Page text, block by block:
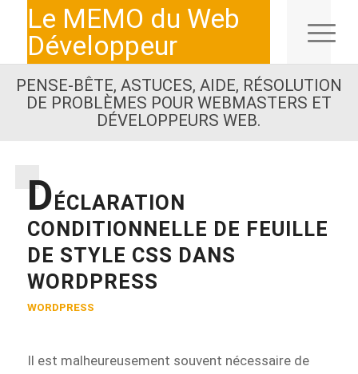
Le MEMO du Web
Développeur
PENSE-BÊTE, ASTUCES, AIDE, RÉSOLUTION
DE PROBLÈMES POUR WEBMASTERS ET
DÉVELOPPEURS WEB.
DÉCLARATION
CONDITIONNELLE DE FEUILLE
DE STYLE CSS DANS
WORDPRESS
WORDPRESS
Il est malheureusement souvent nécessaire de